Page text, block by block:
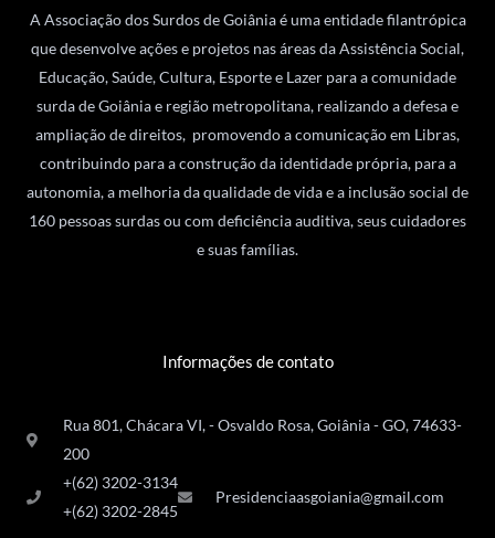
A Associação dos Surdos de Goiânia é uma entidade filantrópica
que desenvolve ações e projetos nas áreas da Assistência Social,
Educação, Saúde, Cultura, Esporte e Lazer para a comunidade
surda de Goiânia e região metropolitana, realizando a defesa e
ampliação de direitos, promovendo a comunicação em Libras,
contribuindo para a construção da identidade própria, para a
autonomia, a melhoria da qualidade de vida e a inclusão social de
160 pessoas surdas ou com deficiência auditiva, seus cuidadores
e suas famílias.
Informações de contato
Rua 801, Chácara VI, - Osvaldo Rosa, Goiânia - GO, 74633-
200
+(62) 3202-3134
+(62) 3202-2845
Presidenciaasgoiania@gmail.com